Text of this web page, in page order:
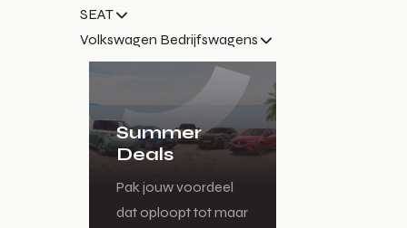
SEAT
Volkswagen Bedrijfswagens
Summer
Deals
Pak jouw voordeel
dat oploopt tot maar